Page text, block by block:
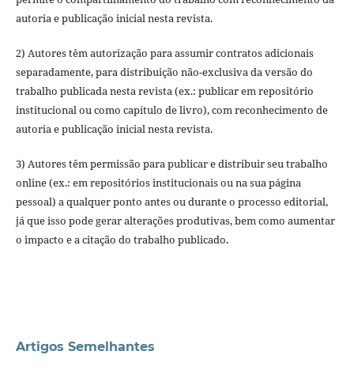
autoria e publicação inicial nesta revista.
2) Autores têm autorização para assumir contratos adicionais
separadamente, para distribuição não-exclusiva da versão do
trabalho publicada nesta revista (ex.: publicar em repositório
institucional ou como capítulo de livro), com reconhecimento de
autoria e publicação inicial nesta revista.
3) Autores têm permissão para publicar e distribuir seu trabalho
online (ex.: em repositórios institucionais ou na sua página
pessoal) a qualquer ponto antes ou durante o processo editorial,
já que isso pode gerar alterações produtivas, bem como aumentar
o impacto e a citação do trabalho publicado.
Artigos Semelhantes